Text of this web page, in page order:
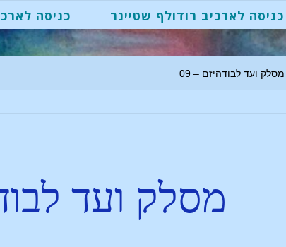
כניסה לארכיב רודולף שטיינר כניסה
מסלק ועד לבודהיזם – 09
מסלק ועד